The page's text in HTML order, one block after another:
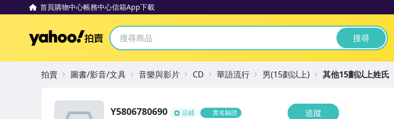
首頁購物中心帳務中心信箱App下載
Yahoo拍賣 搜尋
Y5806780690 店鋪 實名驗證 追蹤
拍賣 圖書/影音/文具 音樂與影片 CD 華語流行 男(15劃以上) 其他15劃以上姓氏